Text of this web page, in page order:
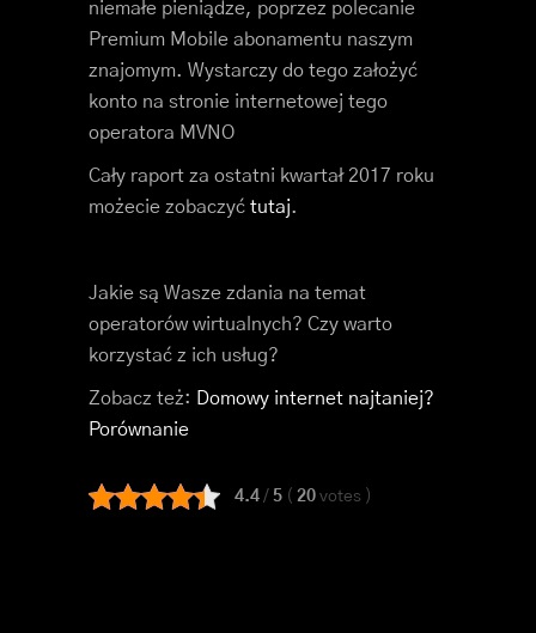
niemałe pieniądze, poprzez polecanie
Premium Mobile abonamentu naszym
znajomym. Wystarczy do tego założyć
konto na stronie internetowej tego
operatora MVNO
Cały raport za ostatni kwartał 2017 roku
możecie zobaczyć tutaj.
Jakie są Wasze zdania na temat
operatorów wirtualnych? Czy warto
korzystać z ich usług?
Zobacz też:
Domowy internet najtaniej?
Porównanie
4.4 / 5 ( 20 votes )